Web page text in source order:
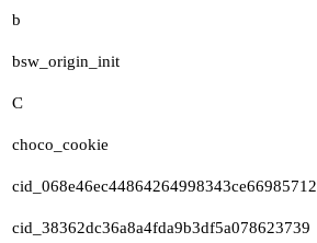
b
bsw_origin_init
C
choco_cookie
cid_068e46ec44864264998343ce66985712
cid_38362dc36a8a4fda9b3df5a078623739